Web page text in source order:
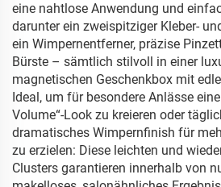
eine nahtlose Anwendung und
darunter ein zweispitziger Kleber-
ein Wimpernentferner, präzise
Bürste – sämtlich stilvoll in einer
magnetischen Geschenkbox mit
Ideal, um für besondere Anlässe
Volume“-Look zu kreieren oder
dramatisches Wimpernfinish für
zu erzielen: Diese leichten und
Clusters garantieren innerhalb von